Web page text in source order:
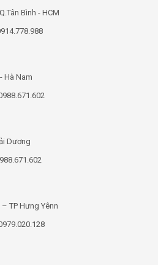
Bình - HCM
Hà Nam
Dương
TP Hưng Yênn